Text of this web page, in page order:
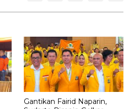
Gantikan Fairid Naparin,